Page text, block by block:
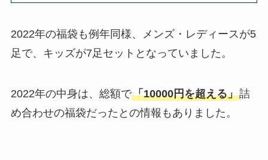
2022年の福袋も例年同様、メンズ・レディースが5
足で、キッズが7足セットとなっていました。
2022年の中身は、総額で「10000円を超える」詰
め合わせの福袋だったとの情報もありました。